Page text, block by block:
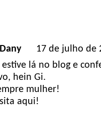
17 de julho de
estive lá no blog e
hein Gi.
mulher!
aqui!